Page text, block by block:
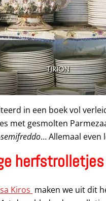
in een boek vol
met gesmolten
semifreddo… Allemaal even
herfstrolletjes
Kiros maken we uit dit